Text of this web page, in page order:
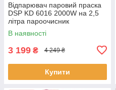
Відпарювач паровий праска
DSP KD 6016 2000W на 2,5
літра пароочисник
електричний
В наявності
3 199 ₴ 4 249 ₴
Купити